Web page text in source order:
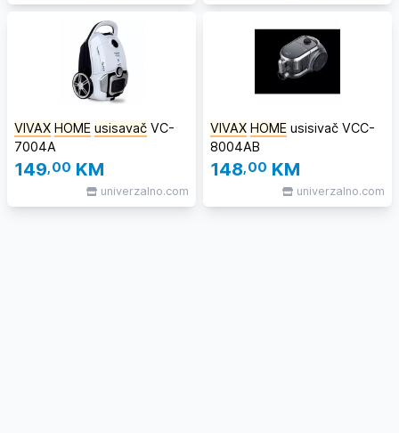
VIVAX HOME usisavač VC-
7004A
149,00 KM
univerzalno.com
VIVAX HOME usisivač VCC-
8004AB
148,00 KM
univerzalno.com